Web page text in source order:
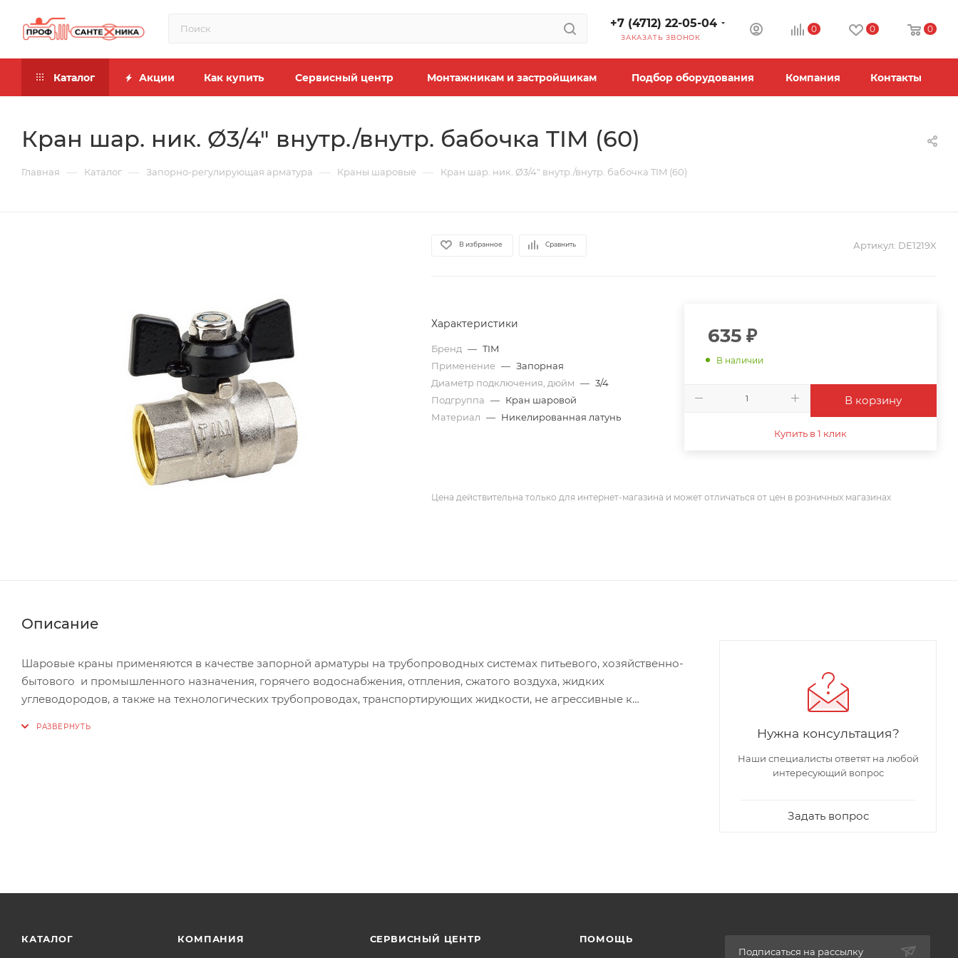
+7 (4712) 22-05-04
ЗАКАЗАТЬ ЗВОНОК
0 0 0
Каталог Акции Как купить Сервисный центр Монтажникам и застройщикам Подбор оборудования Компания Контакты
Кран шар. ник. Ø3/4" внутр./внутр. бабочка TIM (60)
Главная — Каталог — Запорно-регулирующая арматура — Краны шаровые — Кран шар. ник. Ø3/4" внутр./внутр. бабочка TIM (60)
В избранное Сравнить Артикул: DE1219X
Характеристики
Бренд — TIM
Применение — Запорная
Диаметр подключения, дюйм — 3/4
Подгруппа — Кран шаровой
Материал — Никелированная латунь
635₽
В наличии
В корзину
Купить в 1 клик
Цена действительна только для интернет-магазина и может отличаться от цен в розничных магазинах
Описание
Шаровые краны применяются в качестве запорной арматуры на трубопроводных системах питьевого, хозяйственно-
бытового и промышленного назначения, горячего водоснабжения, отпления, сжатого воздуха, жидких
углеводородов, а также на технологических трубопроводах, транспортирующих жидкости, не агрессивные к
Нужна консультация?
Наши специалисты ответят на любой
интересующий вопрос
Задать вопрос
КАТАЛОГ КОМПАНИЯ СЕРВИСНЫЙ ЦЕНТР
ПОМОЩЬ
Подписаться на рассылку